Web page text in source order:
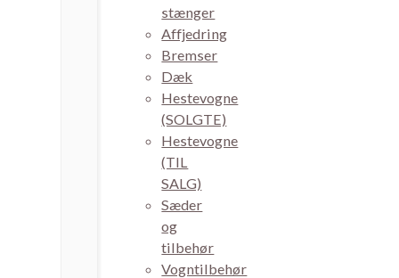
stænger
Affjedring
Bremser
Dæk
Hestevogne
(SOLGTE)
Hestevogne
(TIL
SALG)
Sæder
og
tilbehør
Vogntilbehør